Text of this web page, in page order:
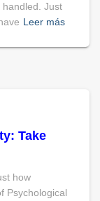
Just
Leer más
Take
how
Psychological